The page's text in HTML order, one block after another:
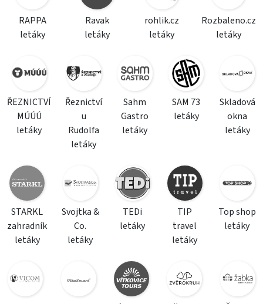
RAPPA
letáky
Ravak
letáky
rohlik.cz
letáky
Rozbaleno.cz
letáky
ŘEZNICTVÍ
MÚÚÚ
letáky
Řeznictví
u
Rudolfa
letáky
Sahm
Gastro
letáky
SAM 73
letáky
Skladová
okna
letáky
STARKL
zahradník
letáky
Svojtka &
Co.
letáky
TEDi
letáky
TIP
travel
letáky
Top shop
letáky